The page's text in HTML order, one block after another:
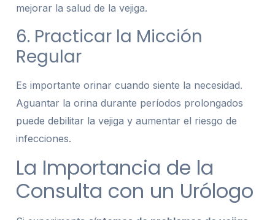
mejorar la salud de la vejiga.
6. Practicar la Micción
Regular
Es importante orinar cuando siente la necesidad.
Aguantar la orina durante períodos prolongados
puede debilitar la vejiga y aumentar el riesgo de
infecciones.
La Importancia de la
Consulta con un Urólogo